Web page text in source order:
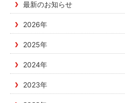
最新のお知らせ
2026年
2025年
2024年
2023年